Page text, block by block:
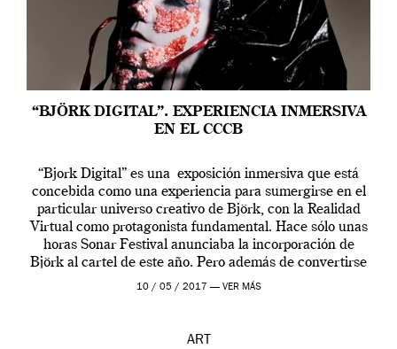
“BJÖRK DIGITAL”. EXPERIENCIA INMERSIVA
EN EL CCCB
“Bjork Digital” es una exposición inmersiva que está
concebida como una experiencia para sumergirse en el
particular universo creativo de Björk, con la Realidad
Virtual como protagonista fundamental. Hace sólo unas
horas Sonar Festival anunciaba la incorporación de
Björk al cartel de este año. Pero además de convertirse
en una de las actuaciones más relevantes […]
10 / 05 / 2017 — VER MÁS
ART